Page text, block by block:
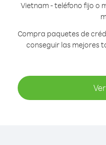
Vietnam - teléfono fijo o
Compra paquetes de
conseguir las mejores